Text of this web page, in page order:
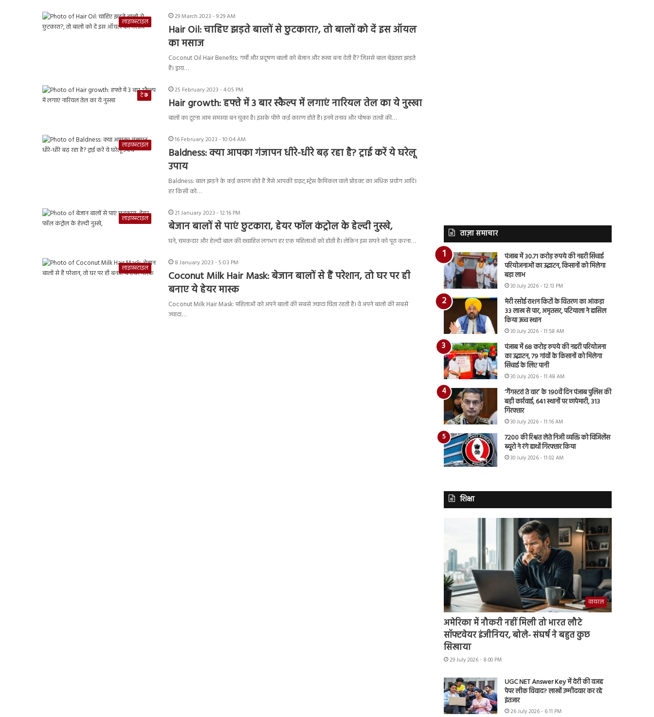
लाइफ़स्टाइल
29 March 2023 - 9:29 AM
Hair Oil: चाहिए झड़ते बालों से छुटकारा?, तो बालों को दें इस ऑयल
का मसाज
Coconut Oil Hair Benefits: गर्मी और प्रदूषण बालों को बेजान और रूखा बना देती हैं? जिससे बाल बेइंतहा झड़ते
हैं। ड्राय…
टेक
25 February 2023 - 4:05 PM
Hair growth: हफ्ते में 3 बार स्कैल्प में लगाएं नारियल तेल का ये नुस्खा
बालों का टूटना आम समस्या बन चुका है। इसके पीछे कई कारण होते हैं। इनमें तनाव और पोषक तत्वों की…
लाइफ़स्टाइल
16 February 2023 - 10:04 AM
Baldness: क्या आपका गंजापन धीरे-धीरे बढ़ रहा है? ट्राई करें ये घरेलू
उपाय
Baldness: बाल झड़ने के कई कारण होते हैं जैसे आपकी डाइट,स्ट्रेस कैमिकल वाले प्रोडक्ट का अधिक प्रयोग आदि।
हर किसी को…
लाइफ़स्टाइल
21 January 2023 - 12:16 PM
बेजान बालों से पाएं छुटकारा, हेयर फॉल कंट्रोल के हेल्दी नुस्खे,
घने, चमकदार और हेल्दी बाल की ख्वाहिश लगभग हर एक महिलाओं को होती है। लेकिन इस सपने को पूरा करना…
लाइफ़स्टाइल
8 January 2023 - 5:03 PM
Coconut Milk Hair Mask: बेजान बालों से हैं परेशान, तो घर पर ही
बनाए ये हेयर मास्क
Coconut Milk Hair Mask: महिलाओं को अपने बालों की सबसे ज्यादा चिंता रहती है। वे अपने बालों की सबसे
ज्यादा…
ताज़ा समाचार
पंजाब में 30.71 करोड़ रुपये की नहरी सिंचाई
परियोजनाओं का उद्घाटन, किसानों को मिलेगा
बड़ा लाभ
30 July 2026 - 12:13 PM
मेरी रसोई राशन किटों के वितरण का आंकड़ा
33 लाख से पार, अमृतसर, पटियाला ने हासिल
किया उच्च स्थान
30 July 2026 - 11:58 AM
पंजाब में 68 करोड़ रुपये की नहरी परियोजना
का उद्घाटन, 79 गांवों के किसानों को मिलेगा
सिंचाई के लिए पानी
30 July 2026 - 11:48 AM
‘गैंगस्टरां ते वार’ के 190वें दिन पंजाब पुलिस की
बड़ी कार्रवाई, 641 स्थानों पर छापेमारी, 313
गिरफ्तार
30 July 2026 - 11:16 AM
7200 की रिश्वत लेते निजी व्यक्ति को विजिलेंस
ब्यूरो ने रंगे हाथों गिरफ्तार किया
30 July 2026 - 11:02 AM
शिक्षा
वायरल
अमेरिका में नौकरी नहीं मिली तो भारत लौटे
सॉफ्टवेयर इंजीनियर, बोले- संघर्ष ने बहुत कुछ
सिखाया
29 July 2026 - 8:00 PM
UGC NET Answer Key में देरी की वजह
पेपर लीक विवाद? लाखों उम्मीदवार कर रहे
इंतजार
26 July 2026 - 6:11 PM